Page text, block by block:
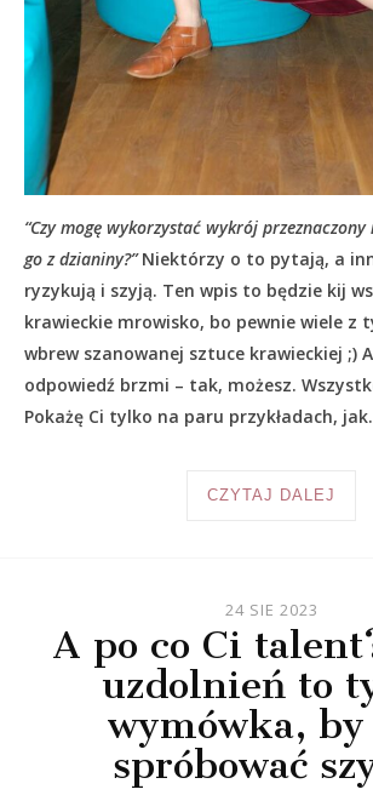
“Czy mogę wykorzystać wykrój
go z dzianiny?”Niektórzy o to pytają, a
ryzykują i szyją. Ten wpis to będzie kij
krawieckie mrowisko, bo pewnie wiele z
wbrew szanowanej sztuce krawieckiej ;)
odpowiedź brzmi – tak, możesz.
Pokażę Ci tylko na paru przykładach, jak.
CZYTAJ DALEJ
24 SIE 2023
A po co Ci
uzdolnień to
wymówka,
spróbować